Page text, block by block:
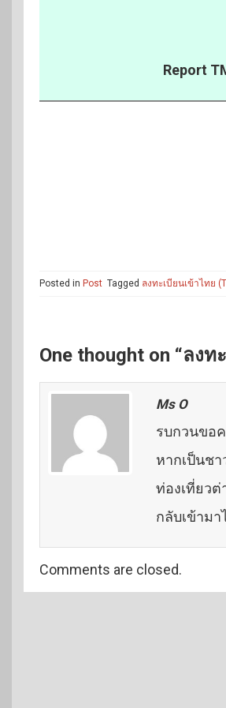
Report
Posted in Post Tagged ลงทะเบียนเข้าไทย
One thought on “ลงท
Ms O
รบกวนขอค
หากเป็นชา
ท่องเที่ยว
กลับเข้ามา
Comments are closed.